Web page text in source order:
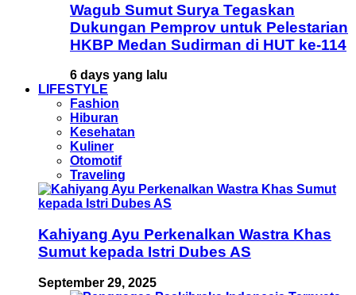
Wagub Sumut Surya Tegaskan
Dukungan Pemprov untuk Pelestarian
HKBP Medan Sudirman di HUT ke-114
6 days yang lalu
LIFESTYLE
Fashion
Hiburan
Kesehatan
Kuliner
Otomotif
Traveling
Kahiyang Ayu Perkenalkan Wastra Khas
Sumut kepada Istri Dubes AS
September 29, 2025